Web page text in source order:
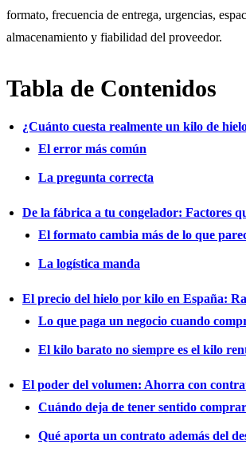
formato, frecuencia de entrega, urgencias,
almacenamiento y fiabilidad del proveedor.
Tabla de Contenidos
¿Cuánto cuesta realmente un kilo de
El error más común
La pregunta correcta
De la fábrica a tu congelador: Factores
El formato cambia más de lo que
La logística manda
El precio del hielo por kilo en España:
Lo que paga un negocio cuando
El kilo barato no siempre es el kilo
El poder del volumen: Ahorra con
Cuándo deja de tener sentido
Qué aporta un contrato además del